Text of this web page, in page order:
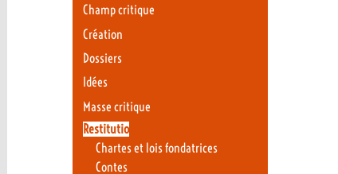
Champ critique
Création
Dossiers
Idées
Masse critique
Restitutio
Chartes et lois fondatrices
Contes